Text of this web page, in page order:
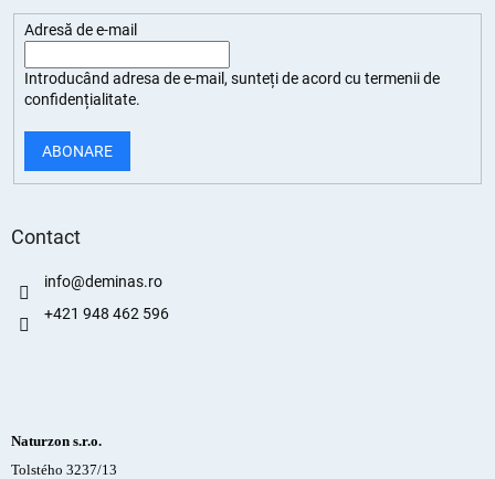
Adresă de e-mail
Introducând adresa de e-mail, sunteți deacord cu termenii de
confidențialitate.
ABONARE
Contact
info@deminas.ro
+421 948 462 596
Naturzon s.r.o.
Tolstého 3237/13